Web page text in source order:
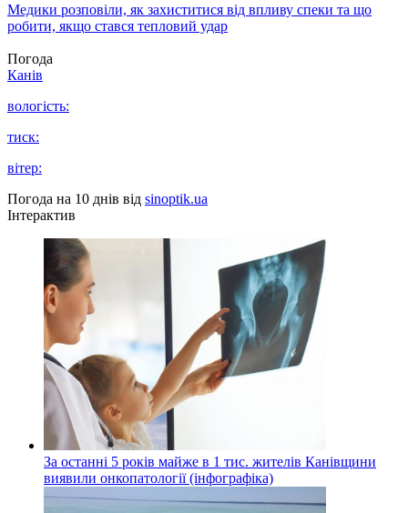
Медики розповіли, як захиститися від впливу спеки та що
робити, якщо стався тепловий удар
Погода
Канів
вологість:
тиск:
вітер:
Погода на 10 днів від sinoptik.ua
Інтерактив
За останні 5 років майже в 1 тис. жителів Канівщини
виявили онкопатології (інфографіка)